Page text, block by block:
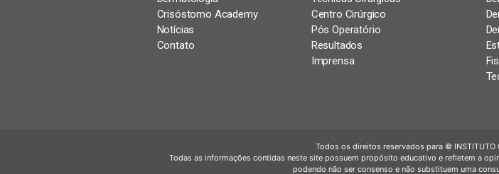
Crisóstomo Academy
Notícias
Contato
Centro Cirúrgico
Pós Operatório
Resultados
Imprensa
Todos os direitos reservados para © INSTITUTO
Todas as informações contidas neste site possuem propósito educativo e refletem a
podendo não ser consenso e não substituem uma